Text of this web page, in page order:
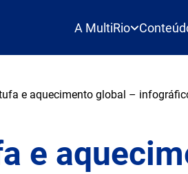
A MultiRio
e aquecimento global –
e